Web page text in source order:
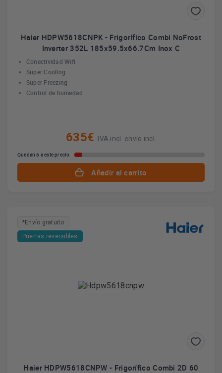
Haier HDPW5618CNPK - Frigorífico Combi NoFrost
Inverter 352L 185x59.5x66.7Cm Inox C
Conectividad Wifi
Super Cooling
Super Freezing
Control de humedad
635€ IVA incl. envío incl.
Quedan 6 a este precio
Añadir al carrito
*Envío gratuito
Puertas reversibles
Haier HDPW5618CNPW - Frigorífico Combi 2D 60